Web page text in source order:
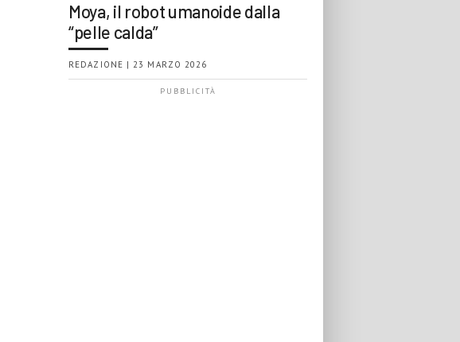
Moya, il robot umanoide dalla
“pelle calda”
REDAZIONE | 23 MARZO 2026